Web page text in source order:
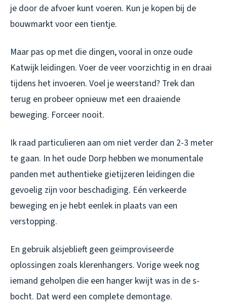
je door de afvoer kunt voeren. Kun je kopen bij de
bouwmarkt voor een tientje.
Maar pas op met die dingen, vooral in onze oude
Katwijk leidingen. Voer de veer voorzichtig in en draai
tijdens het invoeren. Voel je weerstand? Trek dan
terug en probeer opnieuw met een draaiende
beweging. Forceer nooit.
Ik raad particulieren aan om niet verder dan 2-3 meter
te gaan. In het oude Dorp hebben we monumentale
panden met authentieke gietijzeren leidingen die
gevoelig zijn voor beschadiging. Eén verkeerde
beweging en je hebt eenlek in plaats van een
verstopping.
En gebruik alsjeblieft geen geïmproviseerde
oplossingen zoals klerenhangers. Vorige week nog
iemand geholpen die een hanger kwijt was in de s-
bocht. Dat werd een complete demontage.